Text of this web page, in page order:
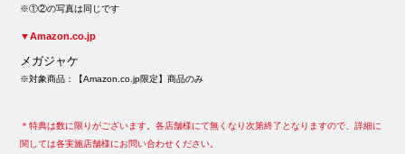
※①②の写真は同じです
▼Amazon.co.jp
メガジャケ
※対象商品：【Amazon.co.jp限定】商品のみ
＊特典は数に限りがございます。各店舗様にて無くなり次第終了となりますので、詳細に
関しては各実施店舗様にお問い合わせください。